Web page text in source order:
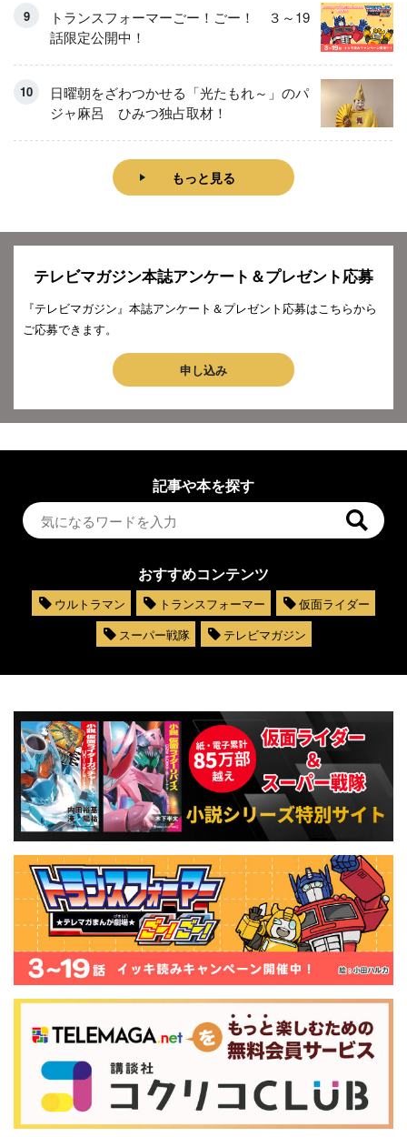
トランスフォーマーごー！ごー！ ３～19
話限定公開中！
日曜朝をざわつかせる「光たもれ～」のパ
ジャ麻呂 ひみつ独占取材！
もっと見る
テレビマガジン本誌アンケート＆プレゼント応募
『テレビマガジン』本誌アンケート＆プレゼント応募はこちらから
ご応募できます。
申し込み
記事や本を探す
おすすめコンテンツ
ウルトラマン トランスフォーマー
仮面ライダー
スーパー戦隊
テレビマガジン